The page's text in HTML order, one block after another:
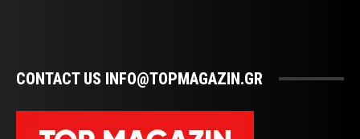
CONTACT US INFO@TOPMAGAZIN.GR